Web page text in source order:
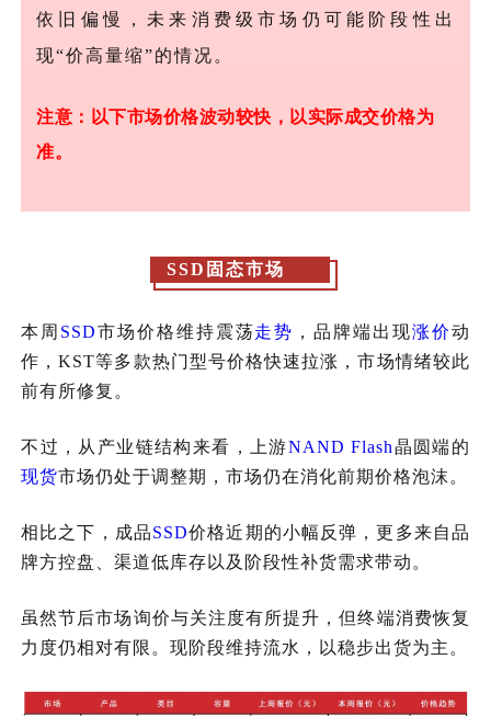
依旧偏慢，未来消费级市场仍可能阶段性出
现“价高量缩”的情况。
注意：以下市场价格波动较快，以实际成交价格为
准。
SSD固态市场
本周 SSD市场价格维持震荡走势 ，品牌端出现涨价动
作，KST等多款热门型号价格快速拉涨，市场情绪较此
前有所修复。
不过，从产业链结构来看，上游NAND Flash晶圆端的
现货市场仍处于调整期，市场仍在消化前期价格泡沫。
相比之下，成品SSD价格近期的小幅反弹，更多来自品
牌方控盘、渠道低库存以及阶段性补货需求带动。
虽然节后市场询价与关注度有所提升，但终端消费恢复
力度仍相对有限。现阶段维持流水，以稳步出货为主。